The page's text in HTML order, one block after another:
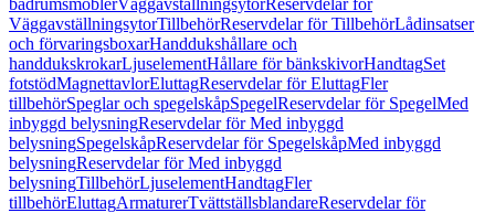
badrumsmöblerVäggavställningsytorReservdelar för
VäggavställningsytorTillbehörReservdelar för TillbehörLådinsatser
och förvaringsboxarHanddukshållare och
handdukskrokarLjuselementHållare för bänkskivorHandtagSet
fotstödMagnettavlorEluttagReservdelar för EluttagFler
tillbehörSpeglar och spegelskåpSpegelReservdelar för SpegelMed
inbyggd belysningReservdelar för Med inbyggd
belysningSpegelskåpReservdelar för SpegelskåpMed inbyggd
belysningReservdelar för Med inbyggd
belysningTillbehörLjuselementHandtagFler
tillbehörEluttagArmaturerTvättställsblandareReservdelar för